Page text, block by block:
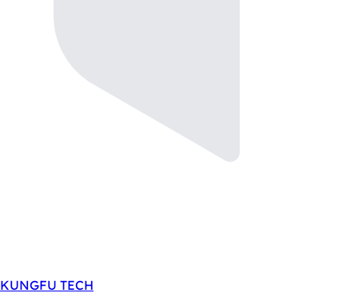
KUNGFU TECH